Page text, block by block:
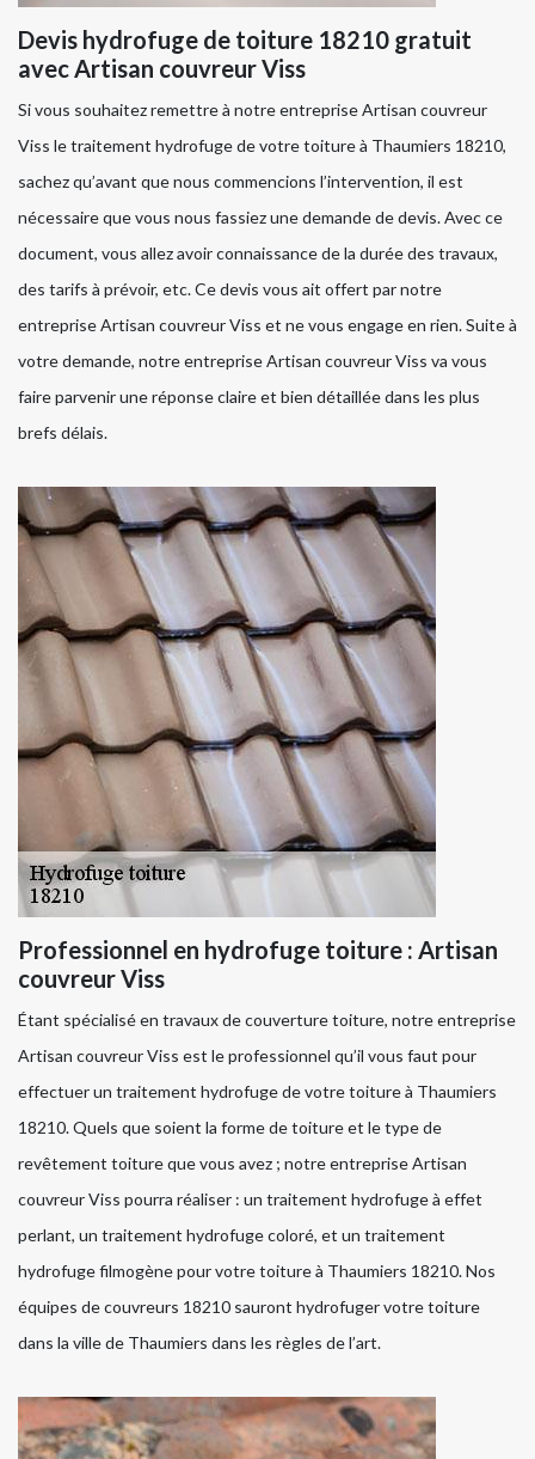
Devis hydrofuge de toiture 18210 gratuit
avec Artisan couvreur Viss
Si vous souhaitez remettre à notre entreprise Artisan couvreur
Viss le traitement hydrofuge de votre toiture à Thaumiers 18210,
sachez qu’avant que nous commencions l’intervention, il est
nécessaire que vous nous fassiez une demande de devis. Avec ce
document, vous allez avoir connaissance de la durée des travaux,
des tarifs à prévoir, etc. Ce devis vous ait offert par notre
entreprise Artisan couvreur Viss et ne vous engage en rien. Suite à
votre demande, notre entreprise Artisan couvreur Viss va vous
faire parvenir une réponse claire et bien détaillée dans les plus
brefs délais.
Professionnel en hydrofuge toiture : Artisan
couvreur Viss
Étant spécialisé en travaux de couverture toiture, notre entreprise
Artisan couvreur Viss est le professionnel qu’il vous faut pour
effectuer un traitement hydrofuge de votre toiture à Thaumiers
18210. Quels que soient la forme de toiture et le type de
revêtement toiture que vous avez ; notre entreprise Artisan
couvreur Viss pourra réaliser : un traitement hydrofuge à effet
perlant, un traitement hydrofuge coloré, et un traitement
hydrofuge filmogène pour votre toiture à Thaumiers 18210. Nos
équipes de couvreurs 18210 sauront hydrofuger votre toiture
dans la ville de Thaumiers dans les règles de l’art.